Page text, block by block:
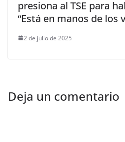
presiona al TSE para
“Está en manos de los
2 de julio de 2025
Deja un comentario